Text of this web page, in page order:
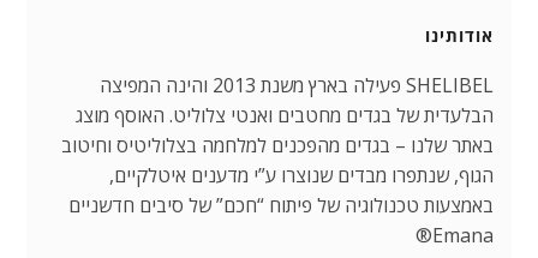
אודותינו
SHELIBEL פעילה בארץ משנת 2013 והינה המפיצה
הבלעדית של בגדים מחטבים ואנטי צלוליט. האוסף מוצג
באתר שלנו – בגדים מהפכנים למלחמה בצלוליטיס וחיטוב
הגוף, שנתפרו מבדים שנוצרו ע”י מדענים איטלקיים,
באמצעות טכנולוגיה של פיתוח “חכם” של סיבים חדשניים
Emana®